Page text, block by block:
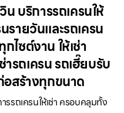
บริการรถเครนให้
รายวันและรถเครน
ไซต์งาน ให้เช่า
รถเครน รถเฮี๊ยบรับ
อสร้างทุกขนาด
รถเครนให้เช่า ครอบคลุมทั้ง